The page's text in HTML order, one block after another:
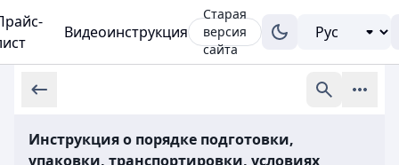
Видеоинструкция
Старая
версия
сайта
Инструкция о порядке подготовки,
упаковки, транспортировки, условиях